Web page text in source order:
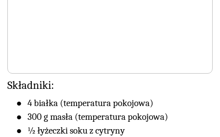
Składniki:
4 białka (temperatura pokojowa)
300 g masła (temperatura pokojowa)
½ łyżeczki soku z cytryny